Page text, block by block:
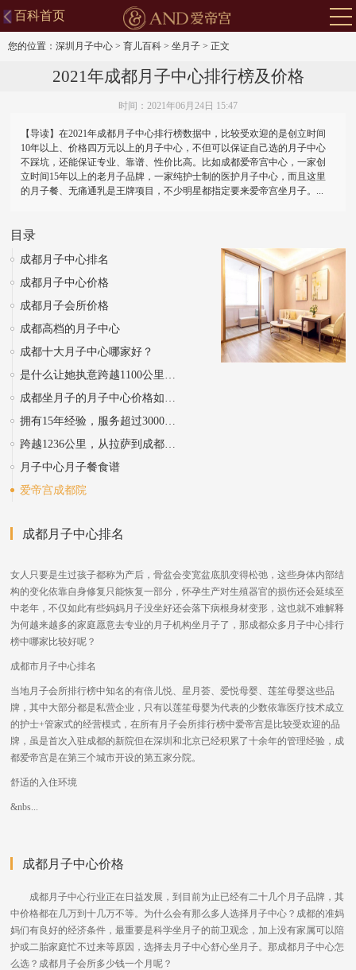
百科首页
您的位置： 深圳月子中心 > 育儿百科 > 坐月子 > 正文
2021年成都月子中心排行榜及价格
时间：2021年06月24日 15:47
【导读】在2021年成都月子中心排行榜数据中，比较受欢迎的是创立时间
10年以上、价格四万元以上的月子中心，不但可以保证自己选的月子中心
不踩坑，还能保证专业、靠谱、性价比高。比如成都爱帝宫中心，一家创
立时间15年以上的老月子品牌，一家纯护士制的医护月子中心，而且这里
的月子餐、无痛通乳是王牌项目，不少明星都指定要来爱帝宫坐月子。...
目录
成都月子中心排名
成都月子中心价格
成都月子会所价格
成都高档的月子中心
成都十大月子中心哪家好？
是什么让她执意跨越1100公里来成都爱帝宫坐月子？
成都坐月子的月子中心价格如何？挑选心得分享
拥有15年经验，服务超过30000名妈妈的我们，终于来大成都了
跨越1236公里，从拉萨到成都，选择爱帝宫坐月子我很满意！
月子中心月子餐食谱
爱帝宫成都院
成都月子中心排名
女人只要是生过孩子都称为产后，骨盆会变宽盆底肌变得松弛，这些身体内部结
构的变化依靠自身修复只能恢复一部分，怀孕生产对生殖器官的损伤还会延续至
中老年，不仅如此有些妈妈月子没坐好还会落下病根身材变形，这也就不难解释
为何越来越多的家庭愿意去专业的月子机构坐月子了，那成都众多月子中心排行
榜中哪家比较好呢？
成都市月子中心排名
当地月子会所排行榜中知名的有倍儿悦、星月荟、爱悦母婴、莲笙母婴这些品
牌，其中大部分都是私营企业，只有以莲笙母婴为代表的少数依靠医疗技术成立
的护士+管家式的经营模式，在所有月子会所排行榜中爱帝宫是比较受欢迎的品
牌，虽是首次入驻成都的新院但在深圳和北京已经积累了十余年的管理经验，成
都爱帝宫是在第三个城市开设的第五家分院。
舒适的入住环境
&nbs...
成都月子中心价格
成都月子中心行业正在日益发展，到目前为止已经有二十几个月子品牌，其
中价格都在几万到十几万不等。为什么会有那么多人选择月子中心？成都的准妈
妈们有良好的经济条件，最重要是科学坐月子的前卫观念，加上没有家属可以陪
护或二胎家庭忙不过来等原因，选择去月子中心舒心坐月子。那成都月子中心怎
么选？成都月子会所多少钱一个月呢？